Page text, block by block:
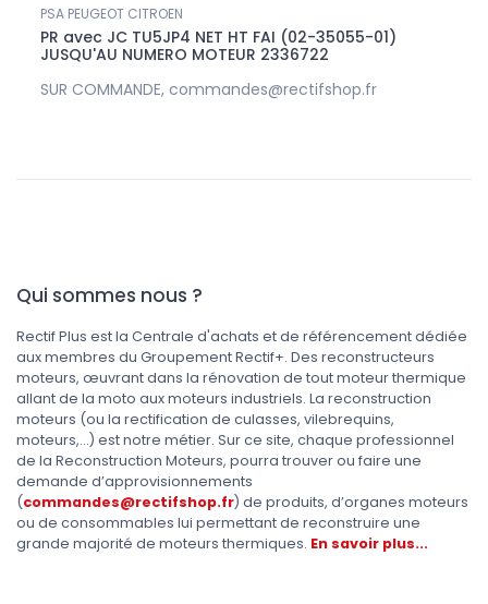
PSA PEUGEOT CITROEN
PR avec JC TU5JP4 NET HT FAI (02-35055-01)
JUSQU'AU NUMERO MOTEUR 2336722
SUR COMMANDE, commandes@rectifshop.fr
Qui sommes nous ?
Rectif Plus est la Centrale d'achats et de référencement dédiée
aux membres du Groupement Rectif+. Des reconstructeurs
moteurs, œuvrant dans la rénovation de tout moteur thermique
allant de la moto aux moteurs industriels. La reconstruction
moteurs (ou la rectification de culasses, vilebrequins,
moteurs,...) est notre métier. Sur ce site, chaque professionnel
de la Reconstruction Moteurs, pourra trouver ou faire une
demande d’approvisionnements
(commandes@rectifshop.fr) de produits, d’organes moteurs
ou de consommables lui permettant de reconstruire une
grande majorité de moteurs thermiques. En savoir plus...